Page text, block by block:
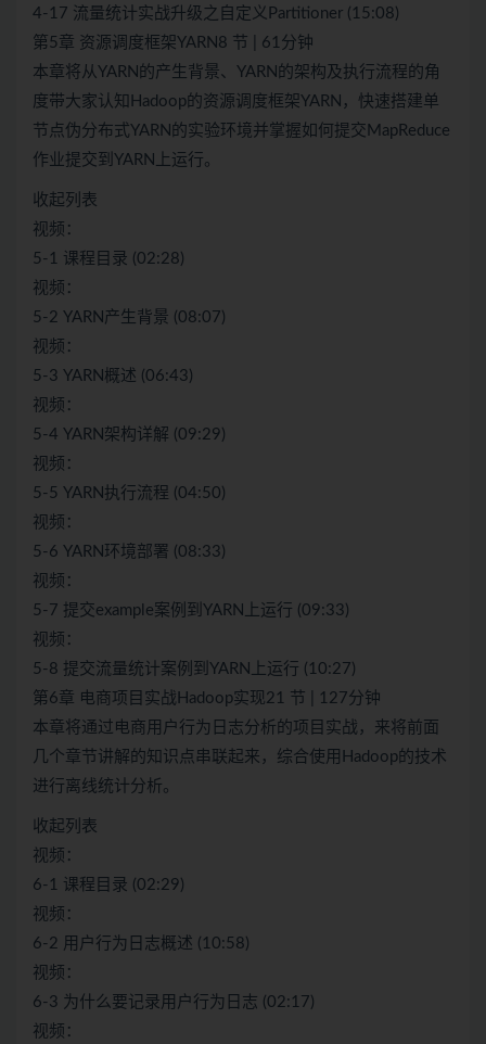
4-17 流量统计实战升级之自定义Partitioner (15:08)
第5章 资源调度框架YARN8 节 | 61分钟
本章将从YARN的产生背景、YARN的架构及执行流程的角
度带大家认知Hadoop的资源调度框架YARN，快速搭建单
节点伪分布式YARN的实验环境并掌握如何提交MapReduce
作业提交到YARN上运行。
收起列表
视频：
5-1 课程目录 (02:28)
视频：
5-2 YARN产生背景 (08:07)
视频：
5-3 YARN概述 (06:43)
视频：
5-4 YARN架构详解 (09:29)
视频：
5-5 YARN执行流程 (04:50)
视频：
5-6 YARN环境部署 (08:33)
视频：
5-7 提交example案例到YARN上运行 (09:33)
视频：
5-8 提交流量统计案例到YARN上运行 (10:27)
第6章 电商项目实战Hadoop实现21 节 | 127分钟
本章将通过电商用户行为日志分析的项目实战，来将前面
几个章节讲解的知识点串联起来，综合使用Hadoop的技术
进行离线统计分析。
收起列表
视频：
6-1 课程目录 (02:29)
视频：
6-2 用户行为日志概述 (10:58)
视频：
6-3 为什么要记录用户行为日志 (02:17)
视频：